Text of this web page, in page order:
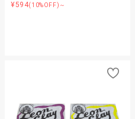
¥594(10%OFF)～